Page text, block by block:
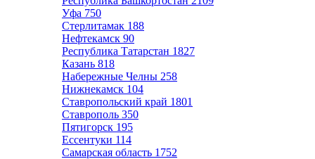
Уфа 750
Стерлитамак 188
Нефтекамск 90
Республика Татарстан 1827
Казань 818
Набережные Челны 258
Нижнекамск 104
Ставропольский край 1801
Ставрополь 350
Пятигорск 195
Ессентуки 114
Самарская область 1752